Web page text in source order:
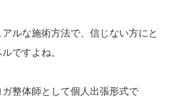
ルな施術方法で、信じない方にと
ですよね。
整体師として個人出張形式で